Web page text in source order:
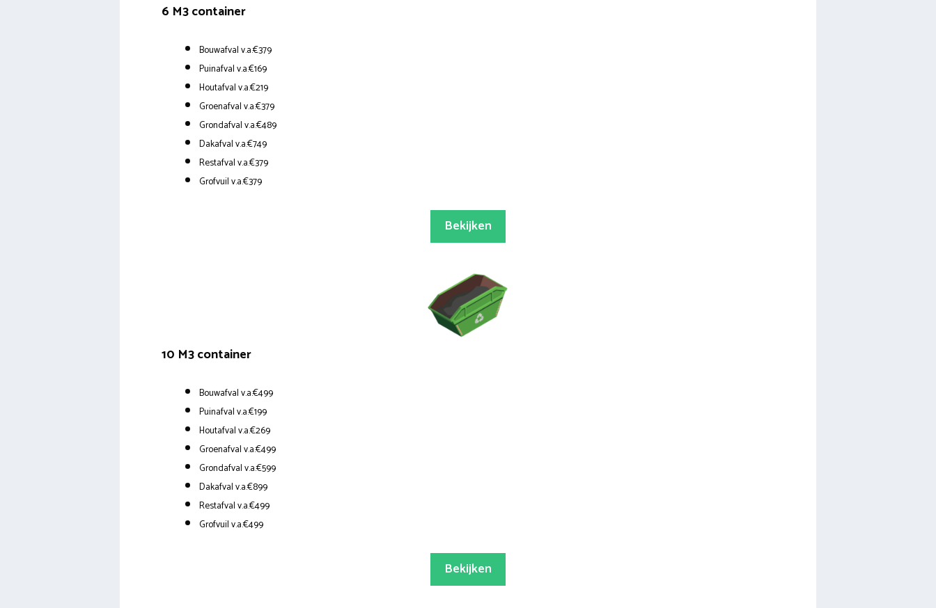
6 M3 container
Bouwafval v.a.€379
Puinafval v.a.€169
Houtafval v.a.€219
Groenafval v.a.€379
Grondafval v.a.€489
Dakafval v.a.€749
Restafval v.a.€379
Grofvuil v.a.€379
Bekijken
10 M3 container
Bouwafval v.a.€499
Puinafval v.a.€199
Houtafval v.a.€269
Groenafval v.a.€499
Grondafval v.a.€599
Dakafval v.a.€899
Restafval v.a.€499
Grofvuil v.a.€499
Bekijken